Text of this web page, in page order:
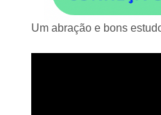
Um abração e bons